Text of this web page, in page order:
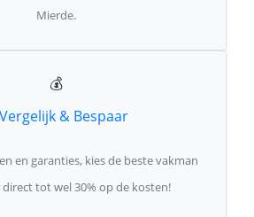
Mierde.
💰
& Bespaar
en garanties, kies de beste vakman
tot wel 30% op de kosten!